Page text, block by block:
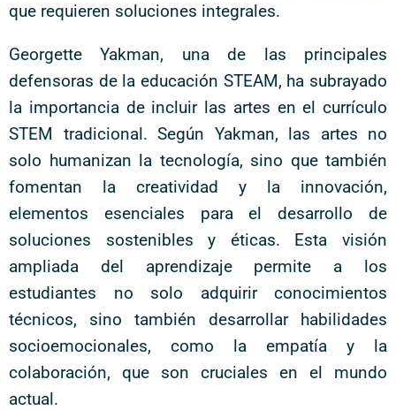
que requieren soluciones integrales.
Georgette Yakman, una de las principales
defensoras de la educación STEAM, ha subrayado
la importancia de incluir las artes en el currículo
STEM tradicional. Según Yakman, las artes no
solo humanizan la tecnología, sino que también
fomentan la creatividad y la innovación,
elementos esenciales para el desarrollo de
soluciones sostenibles y éticas. Esta visión
ampliada del aprendizaje permite a los
estudiantes no solo adquirir conocimientos
técnicos, sino también desarrollar habilidades
socioemocionales, como la empatía y la
colaboración, que son cruciales en el mundo
actual.